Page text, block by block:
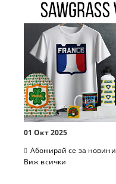
01 Окт 2025
Абонирай се за новини
Виж всички